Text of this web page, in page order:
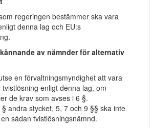
regeringen bestämmer ska vara
denna lag och EU:s
av nämnder för alternativ
en förvaltningsmyndighet att vara
enligt denna lag, om
de krav som avses i 6 §.
andra stycket, 5, 7 och 9 §§ ska inte
sådan tvistlösningsnämnd.